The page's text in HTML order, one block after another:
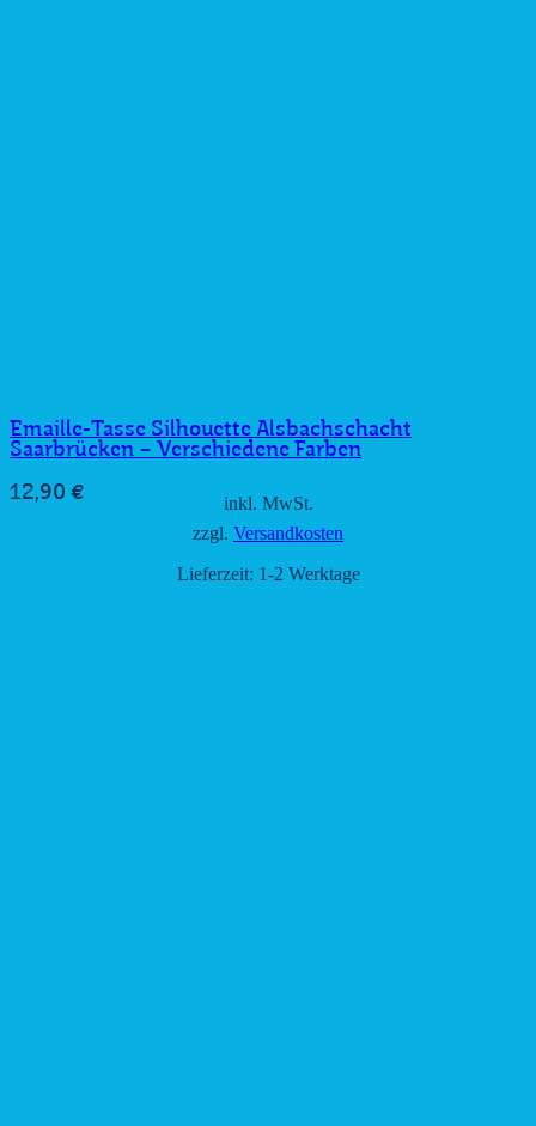
Emaille-Tasse Silhouette Alsbachschacht
Saarbrücken – Verschiedene Farben
12,90 €
inkl. MwSt.
zzgl. Versandkosten
Lieferzeit: 1-2 Werktage